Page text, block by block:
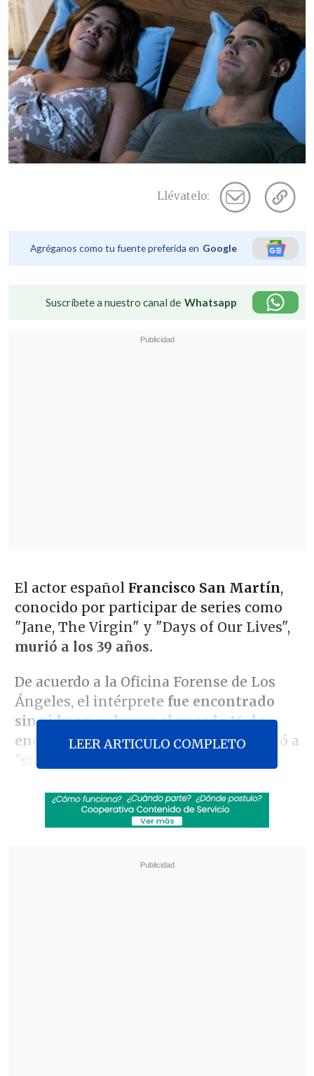
Llévatelo:
Agréganos como tu fuente preferida en Google
Suscríbete a nuestro canal de Whatsapp
El actor español Francisco San Martín,
conocido por participar de series como
"Jane, The Virgin" y "Days of Our Lives",
murió a los 39 años.
De acuerdo a la Oficina Forense de Los
Ángeles, el intérprete fue encontrado
sin vida en su hogar el pasado 16 de
enero
, indicando que su deceso se debió a
"suicidio por ahorcamiento".
Revisa también
Teletón 2026: Conoce la fecha, el nuevo lema
LEER ARTICULO COMPLETO